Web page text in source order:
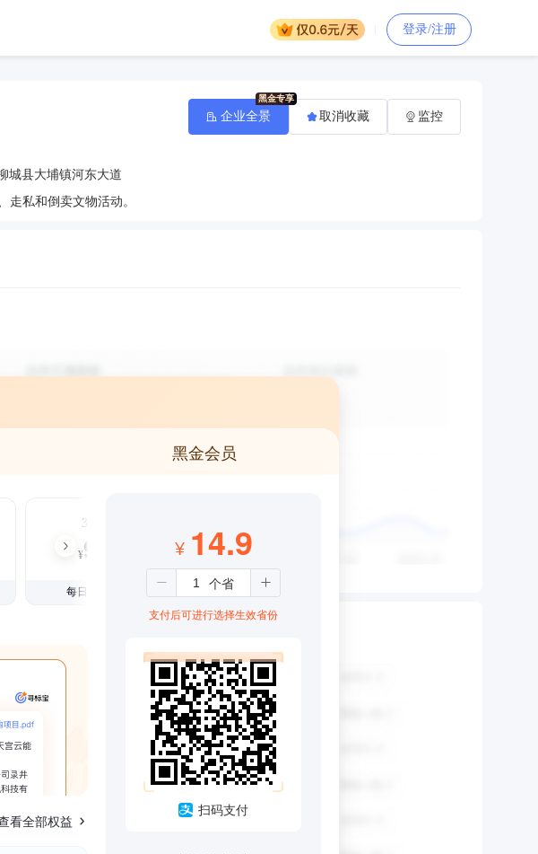
登录/注册
城县大埔镇河东大道
私和倒卖文物活动。
企业全景 取消收藏 监控
黑金会员
3个月
¥99
每日仅1.08元
看全部权益
¥ 14.9
支付后可进行选择生效省份
扫码支付